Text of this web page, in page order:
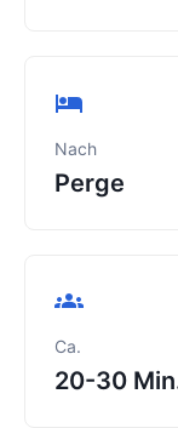
Nach
Perge
Ca.
20-30